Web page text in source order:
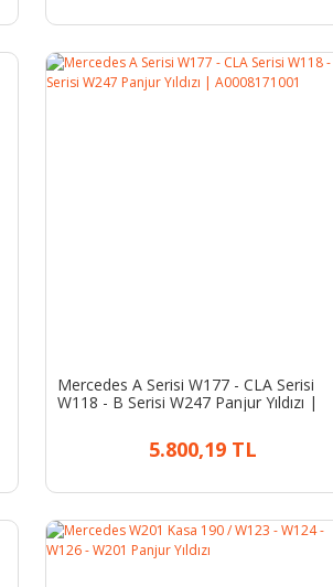
Mercedes A Serisi W177 - CLA Serisi
W118 - B Serisi W247 Panjur Yıldızı |
5.800,19 TL